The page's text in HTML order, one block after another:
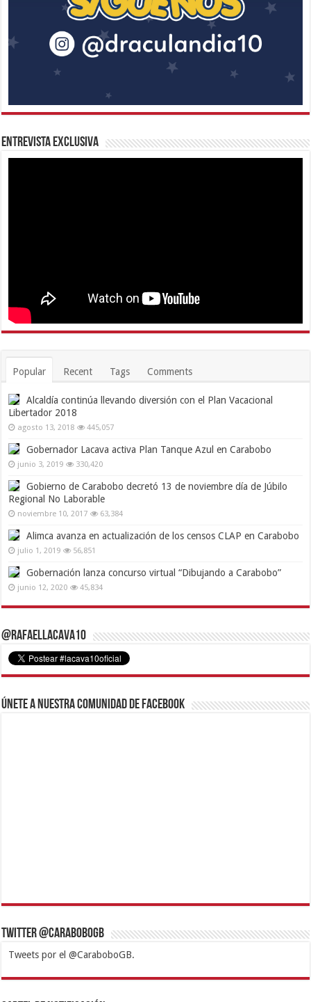
Entrevista Exclusiva
Popular Recent Tags Comments
Alcaldía continúa llevando diversión con el Plan Vacacional
Libertador 2018
agosto 13, 2018 445,057
Gobernador Lacava activa Plan Tanque Azul en Carabobo
junio 3, 2019 330,420
Gobierno de Carabobo decretó 13 de noviembre día de Júbilo
Regional No Laborable
noviembre 10, 2017 63,384
Alimca avanza en actualización de los censos CLAP en Carabobo
julio 1, 2019 56,851
Gobernación lanza concurso virtual “Dibujando a Carabobo”
junio 12, 2020 45,834
@RafaelLacava10
Únete a nuestra comunidad de Facebook
Twitter @CaraboboGB
Tweets por el @CaraboboGB.
1xbetBetturkeyBetistKralbetSupertotobetTipobetMatadorbetMariobet
https://mvbcasino.com/